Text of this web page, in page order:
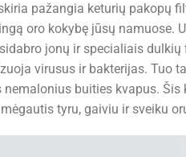
pažangia keturių pakopų
oro kokybę jūsų namuose.
jonų ir specialiais
virusus ir bakterijas. Tuo
buities kvapus.
tyru, gaiviu ir sveiku